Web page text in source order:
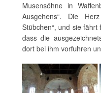
Musensöhne in
Ausgehens“. Die
Stübchen“, und sie fährt
dass die
dort bei ihm vorfuhren